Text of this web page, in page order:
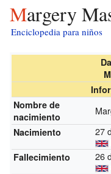
Margery
Enciclopedia para niños
Nombre de
nacimiento
Nacimiento
27
Fallecimiento
26